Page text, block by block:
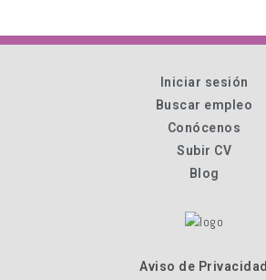
Iniciar sesión
Buscar empleo
Conócenos
Subir CV
Blog
Aviso de Privacidad